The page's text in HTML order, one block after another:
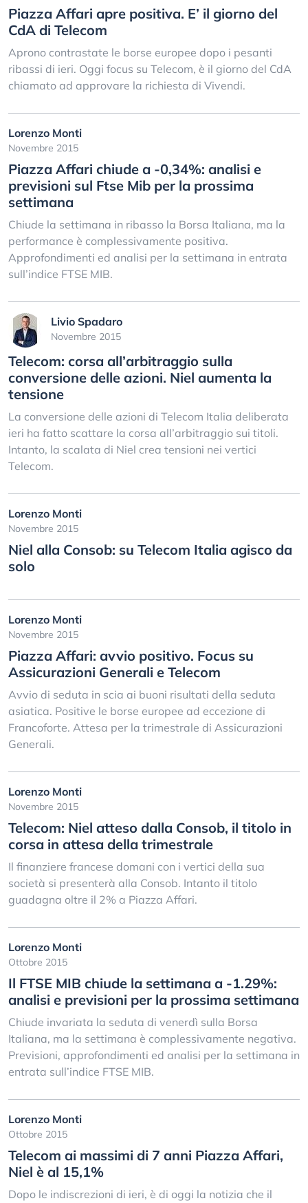
Piazza Affari apre positiva. E’ il giorno del
CdA di Telecom
Aprono contrastate le borse europee dopo i pesanti
ribassi di ieri. Oggi focus su Telecom, è il giorno del CdA
chiamato ad approvare la richiesta di Vivendi.
Lorenzo Monti
Novembre 2015
Piazza Affari chiude a -0,34%: analisi e
previsioni sul Ftse Mib per la prossima
settimana
Chiude la settimana in ribasso la Borsa Italiana, ma la
performance è complessivamente positiva.
Approfondimenti ed analisi per la settimana in entrata
sull’indice FTSE MIB.
Livio Spadaro
Novembre 2015
Telecom: corsa all’arbitraggio sulla
conversione delle azioni. Niel aumenta la
tensione
La conversione delle azioni di Telecom Italia deliberata
ieri ha fatto scattare la corsa all’arbitraggio sui titoli.
Intanto, la scalata di Niel crea tensioni nei vertici
Telecom.
Lorenzo Monti
Novembre 2015
Niel alla Consob: su Telecom Italia agisco da
solo
Lorenzo Monti
Novembre 2015
Piazza Affari: avvio positivo. Focus su
Assicurazioni Generali e Telecom
Avvio di seduta in scia ai buoni risultati della seduta
asiatica. Positive le borse europee ad eccezione di
Francoforte. Attesa per la trimestrale di Assicurazioni
Generali.
Lorenzo Monti
Novembre 2015
Telecom: Niel atteso dalla Consob, il titolo in
corsa in attesa della trimestrale
Il finanziere francese domani con i vertici della sua
società si presenterà alla Consob. Intanto il titolo
guadagna oltre il 2% a Piazza Affari.
Lorenzo Monti
Ottobre 2015
Il FTSE MIB chiude la settimana a -1.29%:
analisi e previsioni per la prossima settimana
Chiude invariata la seduta di venerdì sulla Borsa
Italiana, ma la settimana è complessivamente negativa.
Previsioni, approfondimenti ed analisi per la settimana in
entrata sull’indice FTSE MIB.
Lorenzo Monti
Ottobre 2015
Telecom ai massimi di 7 anni Piazza Affari,
Niel è al 15,1%
Dopo le indiscrezioni di ieri, è di oggi la notizia che il